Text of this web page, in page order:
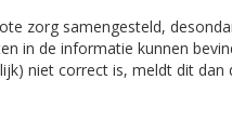
zorg samengesteld,
in de informatie kunnen
niet correct is, meldt dit dan